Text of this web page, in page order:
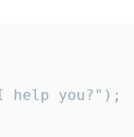
help you?");